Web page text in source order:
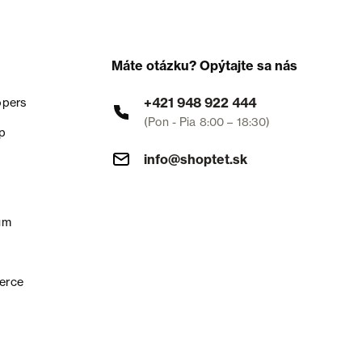
Máte otázku? Opýtajte sa nás
+421 948 922 444
(Pon - Pia 8:00 – 18:30)
info@shoptet.sk